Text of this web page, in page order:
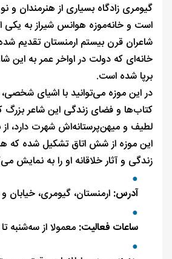
گیومری زادگاه بسیاری از هنرمندان و
است و خانه‌موزه هوانس شیراز به یکی
شاعران قرن بیستم ارمنستان تقدیم
خانه‌ای که دولت در اواخر عمر به این
برپا شده است.
در این موزه می‌توانید با اشیای
کتاب‌ها و فضای زندگی این شاعر
لطیف و میهن‌پرستانه‌اش شهرت دارد،
این موزه از شش اتاق تشکیل شده که
زندگی و آثار خلاقانه او را به نمایش
آدرس: ارمنستان، گیومری، خیابان و arpetsats
ساعات فعالیت: معمولا از سه‌شنبه